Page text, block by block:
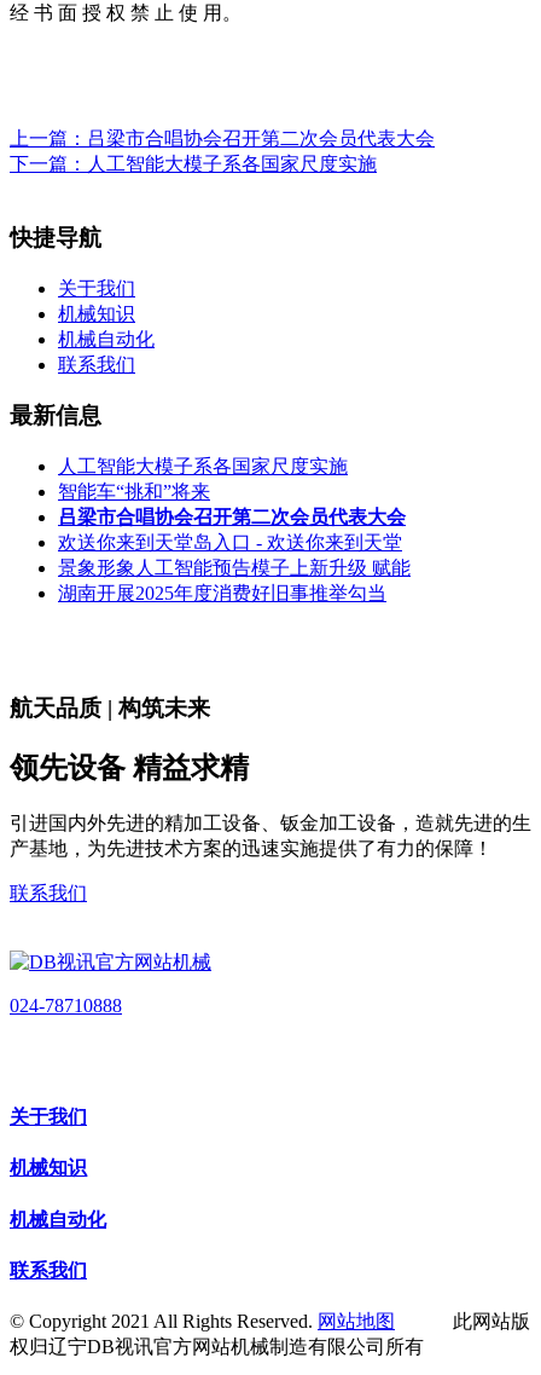
经 书 面 授 权 禁 止 使 用。
上一篇： 吕梁市合唱协会召开第二次会员代表大会
下一篇： 人工智能大模子系各国家尺度实施
快捷导航
关于我们
机械知识
机械自动化
联系我们
最新信息
人工智能大模子系各国家尺度实施
智能车“挑和”将来
吕梁市合唱协会召开第二次会员代表大会
欢送你来到天堂岛入口 - 欢送你来到天堂
景象形象人工智能预告模子上新升级 赋能
湖南开展2025年度消费好旧事推举勾当
航天品质 | 构筑未来
领先设备 精益求精
引进国内外先进的精加工设备、钣金加工设备，造就先进的生
产基地，为先进技术方案的迅速实施提供了有力的保障！
联系我们
024-78710888
关于我们
机械知识
机械自动化
联系我们
© Copyright 2021 All Rights Reserved. 网站地图
此网站版
权归辽宁DB视讯官方网站机械制造有限公司所有